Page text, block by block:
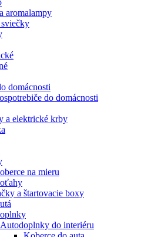
aromalampy
domácnosti
do domácnosti
a elektrické krby
na mieru
a štartovacie boxy
Autodoplnky do interiéru